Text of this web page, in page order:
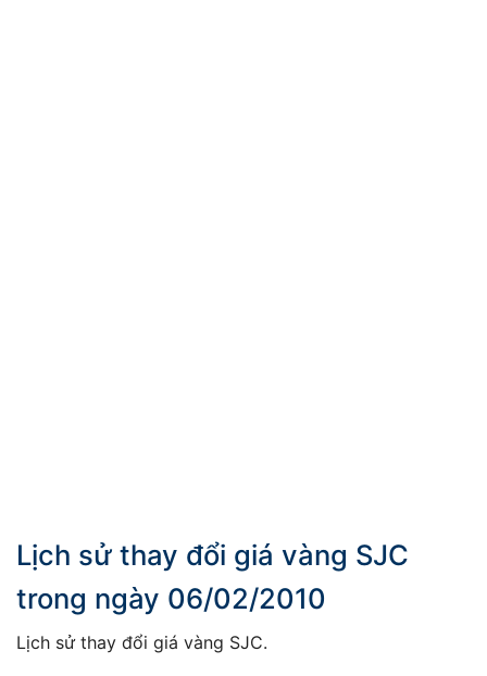
Lịch sử thay đổi giá vàng SJC
trong ngày 06/02/2010
Lịch sử thay đổi giá vàng SJC.